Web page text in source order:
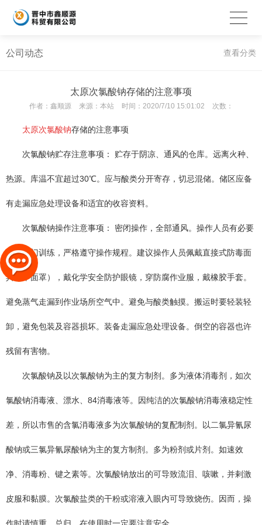
公司动态 查看分类
太原次氯酸钠存储的注意事项
作者： 鑫顺源 来源： 本站 时间： 2020/7/10 15:01:02 次数：
太原次氯酸钠存储的注意事项
次氯酸钠贮存注意事项： 贮存于阴凉、通风的仓库。远离火种、
热源。库温不宜超过30℃。应与酸类分开寄存，切忌混储。储区应备
有走漏应急处理设备和适宜的收容资料。
次氯酸钠操作注意事项： 密闭操作，全部通风。操作人员有必要
经过专门训练，严格遵守操作规程。建议操作人员佩戴直接式防毒面
具（半面罩），戴化学安全防护眼镜，穿防腐作业服，戴橡胶手套。
避免蒸气走漏到作业场所空气中。避免与酸类触摸。搬运时要轻装轻
卸，避免包装及容器损坏。装备走漏应急处理设备。倒空的容器也许
残留有害物。
次氯酸钠及以次氯酸钠为主的复方制剂。多为液体消毒剂，如次
氯酸钠消毒液、漂水、84消毒液等。因纯洁的次氯酸钠消毒液稳定性
差，所以市售的含氯消毒液多为次氯酸钠的复配制剂。以二氯异氰尿
酸钠或三氯异氰尿酸钠为主的复方制剂。多为粉剂或片剂。如速效
净、消毒粉、键之素等。次氯酸钠放出的可导致流泪、咳嗽，并剌激
皮服和黏膜。次氯酸盐类的干粉或溶液入眼内可导致烧伤。因而，操